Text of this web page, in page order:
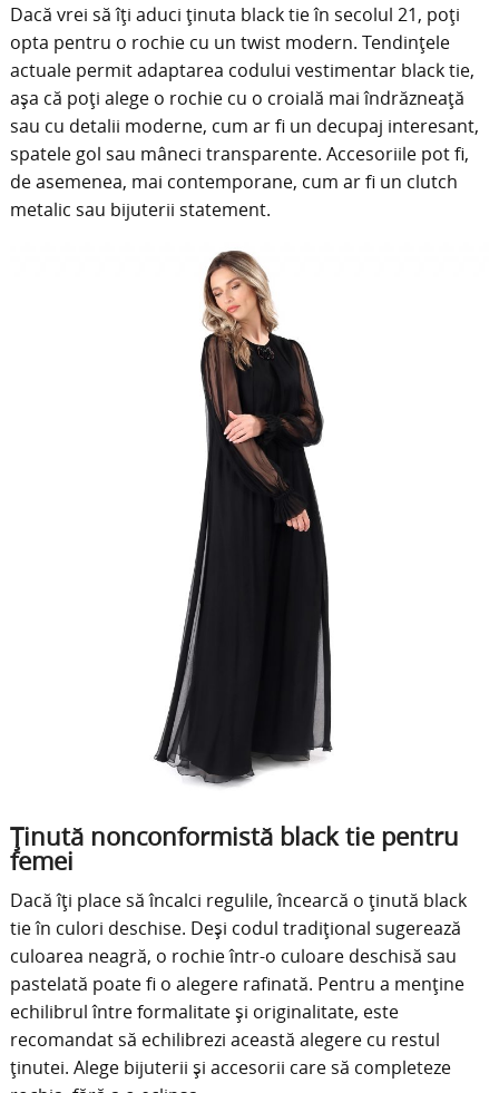
Dacă vrei să îți aduci ținuta black tie în secolul 21, poți
opta pentru o rochie cu un twist modern. Tendințele
actuale permit adaptarea codului vestimentar black tie,
așa că poți alege o rochie cu o croială mai îndrăzneață
sau cu detalii moderne, cum ar fi un decupaj interesant,
spatele gol sau mâneci transparente. Accesoriile pot fi,
de asemenea, mai contemporane, cum ar fi un clutch
metalic sau bijuterii statement.
Ținută nonconformistă black tie pentru
femei
Dacă îți place să încalci regulile, încearcă o ținută black
tie în culori deschise. Deși codul tradițional sugerează
culoarea neagră, o rochie într-o culoare deschisă sau
pastelată poate fi o alegere rafinată. Pentru a menține
echilibrul între formalitate și originalitate, este
recomandat să echilibrezi această alegere cu restul
ținutei. Alege bijuterii și accesorii care să completeze